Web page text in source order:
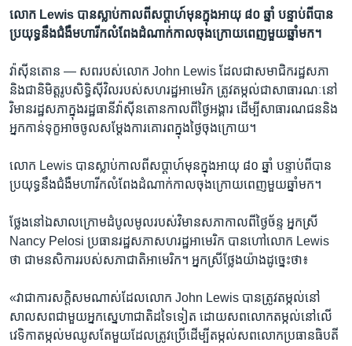
ស្វែង​
រក
លោក Lewis បាន​ស្លាប់​កាល​ពី​សប្ដាហ៍​មុន​ក្នុង​អាយុ ៨០ ឆ្នាំ បន្ទាប់ពី​បាន​​
ប្រយុទ្ធ​នឹង​ជំងឺ​មហារីក​លំពែង​ដំណាក់កាល​ចុង​ក្រោយ​ពេញ​មួយ​ឆ្នាំ​មក។
វ៉ាស៊ីនតោន — សព​របស់​លោក John Lewis ដែល​ជា​សមាជិក​រដ្ឋសភា
និង​ជា​និមិត្តរូប​សិទ្ធិ​ស៊ីវិល​របស់​សហរដ្ឋ​អាមេរិក ត្រូវ​តម្កល់​ជា​សាធារណៈ​នៅ​
វិមាន​រដ្ឋសភា​ក្នុង​រដ្ឋធានី​វ៉ាស៊ីនតោនកាល​ពីថ្ងៃ​អង្គារ​ ដើម្បី​សាធារណជន​និង​
អ្នក​កាន់​ទុក្ខអាចចូល​សម្តែង​ការ​គោរពក្នុង​ថ្ងៃ​ចុង​ក្រោយ។
លោក Lewis បាន​ស្លាប់​កាល​ពី​សប្ដាហ៍​មុន​ក្នុង​អាយុ ៨០ ឆ្នាំ បន្ទាប់ពី​បាន
ប្រយុទ្ធ​នឹង​ជំងឺ​មហារីក​លំពែង​ដំណាក់កាល​ចុង​ក្រោយ​ពេញ​មួយ​ឆ្នាំ​មក។
ថ្លែង​នៅ​ឯសាល​ក្រោម​ដំបូល​មូល​របស់​វិមាន​សភា​កាល​ពី​ថ្ងៃ​ច័ន្ទ អ្នកស្រី
Nancy Pelosi ប្រធាន​រដ្ឋសភា​សហរដ្ឋ​អាមេរិក បាន​ហៅ​លោក Lewis
ថា​ ជា​មនសិការ​របស់​សភា​ជាតិ​អាមេរិក។ អ្នកស្រីថ្លែងយ៉ាង​ដូច្នេះ​ថា៖
«វា​ជា​ការ​សក្តិ​សម​ណាស់​ដែល​លោក John Lewis បាន​ត្រូវ​តម្កល់​នៅ​
សាល​សព​ជាមួយ​អ្នក​ស្នេហា​ជាតិ​ដទៃ​ទៀត ដោយ​សព​លោក​តម្កល់​នៅ​លើ
វេទិកា​តម្កល់​មឈូសតែ​មួយ​ដែល​ត្រូវប្រើ​ដើម្បី​តម្កល់​សព​លោក​ប្រធានធិបតី